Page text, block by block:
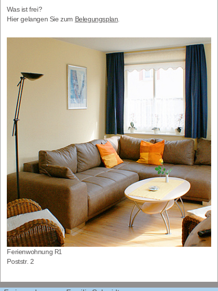
Feri­en­woh­nung R1
Post­str. 2
Was ist frei?
Hier gelan­gen Sie zum Bele­gungs­plan.